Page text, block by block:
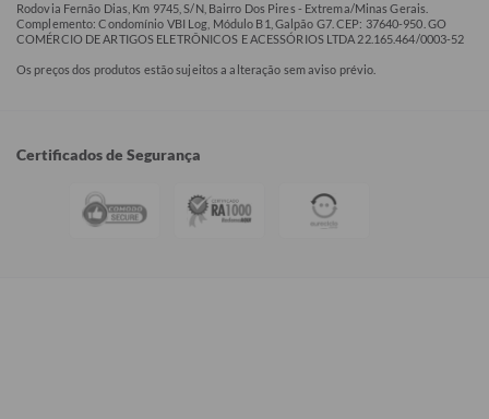
Rodovia Fernão Dias, Km 9745, S/N, Bairro Dos Pires - Extrema/Minas Gerais.
Complemento: Condomínio VBI Log, Módulo B1, Galpão G7. CEP: 37640-950. GO
COMÉRCIO DE ARTIGOS ELETRÔNICOS E ACESSÓRIOS LTDA 22.165.464/0003-52
Os preços dos produtos estão sujeitos a alteração sem aviso prévio.
Certificados de Segurança